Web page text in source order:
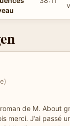
de M. About
merci. J’ai passé